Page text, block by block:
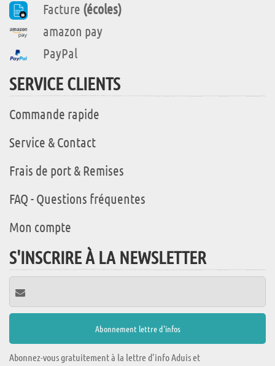
Facture (écoles)
amazon pay
PayPal
SERVICE CLIENTS
Commande rapide
Service & Contact
Frais de port & Remises
FAQ - Questions fréquentes
Mon compte
S'INSCRIRE À LA NEWSLETTER
Abonnez-vous gratuitement à la lettre d'info Aduis et